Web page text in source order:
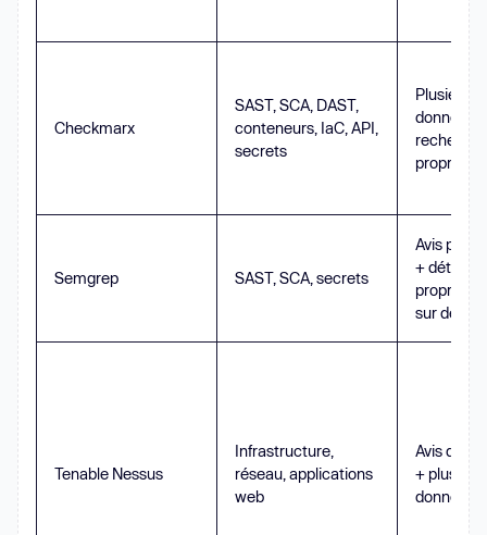
Checkmarx
SAST, SCA, DAST,
conteneurs, IaC, API,
secrets
Plusieurs
données +
recherche
Semgrep SAST, SCA, secrets
Avis
+
sur des
Tenable Nessus
Infrastructure,
réseau, applications
web
Avis des
+
données